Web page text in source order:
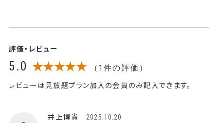
評価・レビュー
5.0 ★★★★★ （1件の評価）
レビューは見放題プラン加入の会員のみ記入できます。
井上博貴 2025.10.20